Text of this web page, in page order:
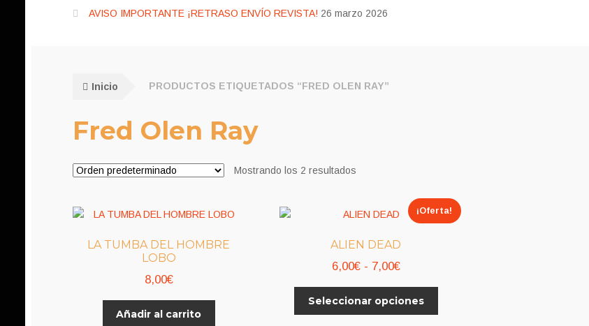
AVISO IMPORTANTE ¡RETRASO ENVÍO REVISTA! 26 marzo 2026
Inicio PRODUCTOS ETIQUETADOS “FRED OLEN RAY”
Fred Olen Ray
Mostrando los 2 resultados
LA TUMBA DEL HOMBRE
LOBO
8,00€
Añadir al carrito
ALIEN DEAD
¡Oferta!
6,00€ - 7,00€Rango
de
precios:
Seleccionar opciones